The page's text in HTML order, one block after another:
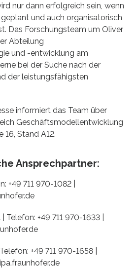
nur dann erfolgreich sein, wenn
und auch organisatorisch
Das Forschungsteam um Oliver
Abteilung
und -entwicklung am
bei der Suche nach der
der leistungsfähigsten
informiert das Team über
Geschäftsmodellentwicklung
16, Stand A12.
Ansprechpartner:
+49 711 970-1082 |
Telefon: +49 711 970-1633 |
+49 711 970-1658 |